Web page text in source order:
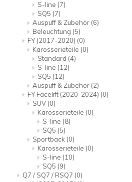
S-line (7)
SQ5 (7)
Auspuff & Zubehör (6)
Beleuchtung (5)
FY (2017-2020) (0)
Karosserieteile (0)
Standard (4)
S-line (12)
SQ5 (12)
Auspuff & Zubehör (2)
FY Facelift (2020-2024) (0)
SUV (0)
Karosserieteile (0)
S-line (8)
SQ5 (5)
Sportback (0)
Karosserieteile (0)
S-line (10)
SQ5 (9)
Q7 / SQ7 / RSQ7 (0)